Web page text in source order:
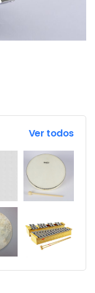
Ver todos